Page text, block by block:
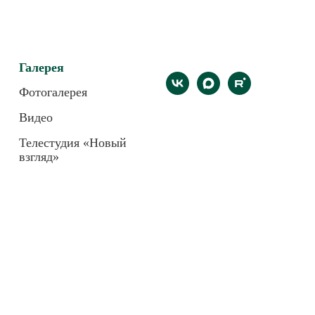
Галерея
Фотогалерея
Видео
Телестудия «Новый
взгляд»